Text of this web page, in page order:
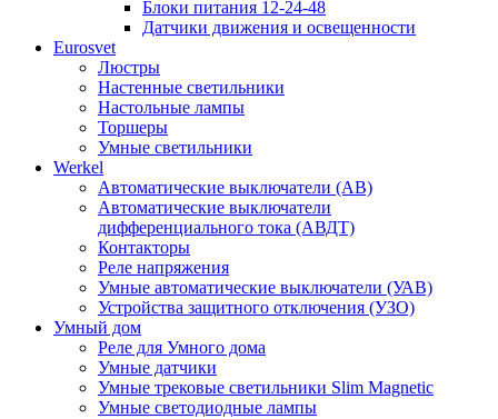
Блоки питания 12-24-48
Датчики движения и освещенности
Eurosvet
Люстры
Настенные светильники
Настольные лампы
Торшеры
Умные светильники
Werkel
Автоматические выключатели (АВ)
Автоматические выключатели
дифференциального тока (АВДТ)
Контакторы
Реле напряжения
Умные автоматические выключатели (УАВ)
Устройства защитного отключения (УЗО)
Умный дом
Реле для Умного дома
Умные датчики
Умные трековые светильники Slim Magnetic
Умные светодиодные лампы